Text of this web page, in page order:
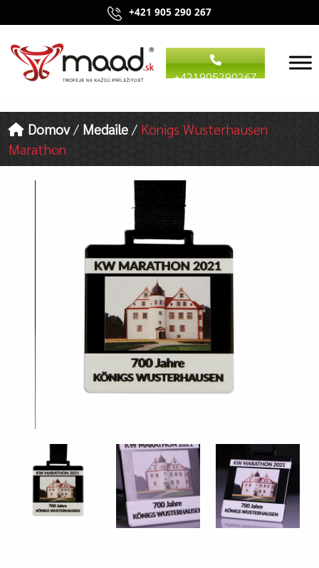
+421 905 290 267
+421905290267
Domov/ Medaile / Königs Wusterhausen
Marathon